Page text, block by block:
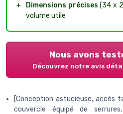
＋
Dimensions précises (34 x
volume utile
Nous avons
Découvrez notre avis
[Conception astucieuse, accès
couvercle équipé de